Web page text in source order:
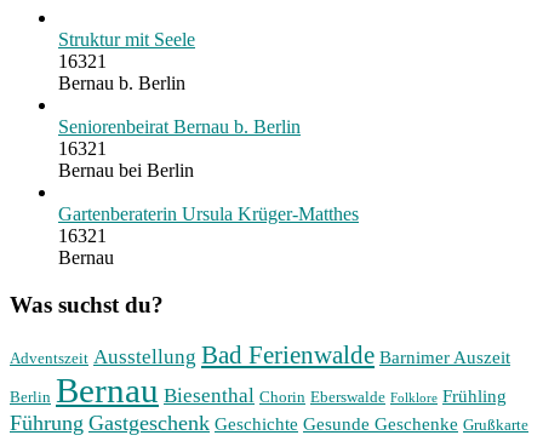
Struktur mit Seele
16321
Bernau b. Berlin
Seniorenbeirat Bernau b. Berlin
16321
Bernau bei Berlin
Gartenberaterin Ursula Krüger-Matthes
16321
Bernau
Was suchst du?
Adventszeit Ausstellung Bad Ferienwalde Barnimer Auszeit
Berlin Bernau Biesenthal Chorin Eberswalde Folklore Frühling
Führung Gastgeschenk Geschichte Gesunde Geschenke Grußkarte